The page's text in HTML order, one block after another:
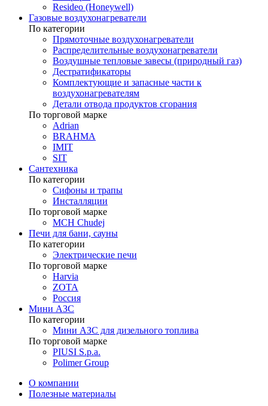
Resideo (Honeywell)
Газовые воздухонагреватели
По категории
Прямоточные воздухонагреватели
Распределительные воздухонагреватели
Воздушные тепловые завесы (природный газ)
Дестратификаторы
Комплектующие и запасные части к
воздухонагревателям
Детали отвода продуктов сгорания
По торговой марке
Adrian
BRAHMA
IMIT
SIT
Сантехника
По категории
Сифоны и трапы
Инсталляции
По торговой марке
MCH Chudej
Печи для бани, сауны
По категории
Электрические печи
По торговой марке
Harvia
ZOTA
Россия
Мини АЗС
По категории
Мини АЗС для дизельного топлива
По торговой марке
PIUSI S.p.a.
Polimer Group
О компании
Полезные материалы